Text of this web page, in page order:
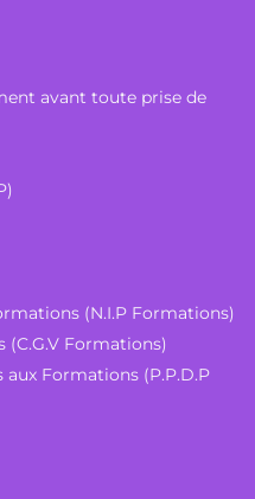
avant toute prise de
(N.I.P Formations)
Formations)
Formations (P.P.D.P